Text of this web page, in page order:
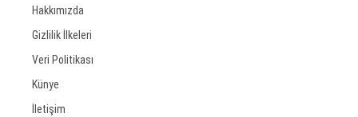
Hakkımızda
Gizlilik İlkeleri
Veri Politikası
Künye
İletişim